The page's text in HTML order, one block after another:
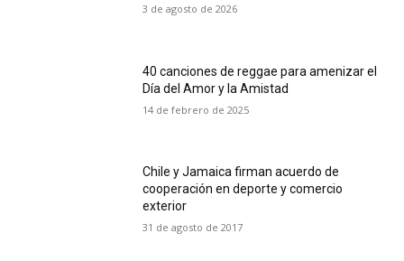
3 de agosto de 2026
40 canciones de reggae para amenizar el
Día del Amor y la Amistad
14 de febrero de 2025
Chile y Jamaica firman acuerdo de
cooperación en deporte y comercio
exterior
31 de agosto de 2017